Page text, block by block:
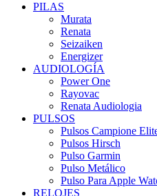
PILAS
Murata
Renata
Seizaiken
Energizer
AUDIOLOGÍA
Power One
Rayovac
Renata Audiologia
PULSOS
Pulsos Campione
Pulsos Hirsch
Pulso Garmin
Pulso Metálico
Pulso Para Apple
RELOJES